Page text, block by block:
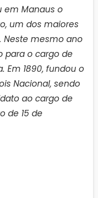
em Manaus o
um dos maiores
Neste mesmo ano
para o cargo de
Em 1890, fundou o
Nacional, sendo
ao cargo de
de 15 de